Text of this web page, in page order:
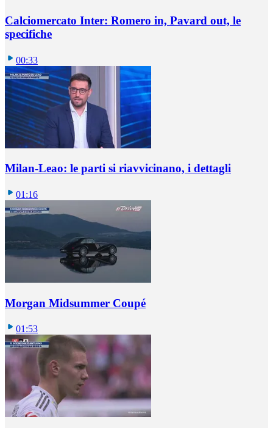
Calciomercato Inter: Romero in, Pavard out, le
specifiche
00:33
Milan-Leao: le parti si riavvicinano, i dettagli
01:16
Morgan Midsummer Coupé
01:53